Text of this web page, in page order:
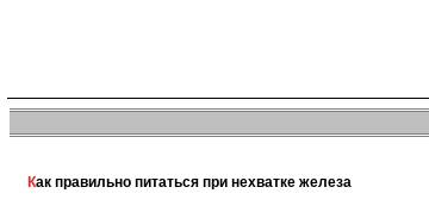
Как правильно питаться при нехватке железа